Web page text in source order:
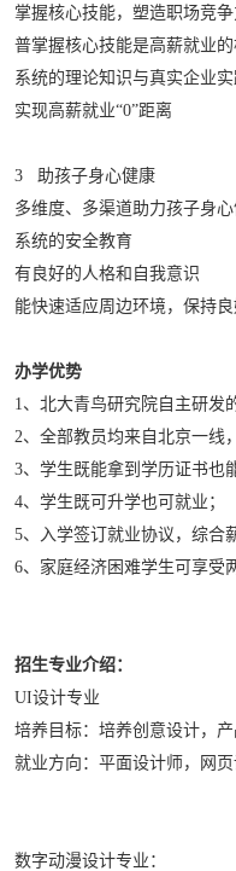
掌握核心技能，塑造职场竞争
普掌握核心技能是高薪就业
系统的理论知识与真实企业
实现高薪就业“0”距离
3 助孩子身心健康
多维度、多渠道助力孩子身
系统的安全教育
有良好的人格和自我意识
能快速适应周边环境，保持
办学优势
1、北大青鸟研究院自主研发
2、全部教员均来自北京一线
3、学生既能拿到学历证书也
4、学生既可升学也可就业；
5、入学签订就业协议，综合
6、家庭经济困难学生可享受
招生专业介绍：
UI设计专业
培养目标：培养创意设计，
就业方向：平面设计师，网
数字动漫设计专业：